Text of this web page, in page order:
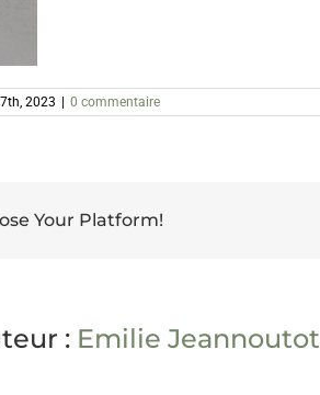
2023 0 commentaire
Your Platform!
: Emilie Jeannoutot